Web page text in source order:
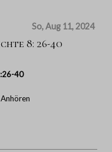
So, Aug 11, 2024
8: 26-40
40
Anhören